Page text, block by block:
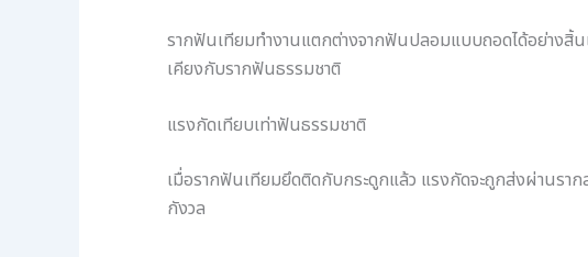
รากฟันเทียมทำงานแตกต่างจากฟันปลอมแบบถอดได้อย่างสิ้น
เคียงกับรากฟันธรรมชาติ
แรงกัดเทียบเท่าฟันธรรมชาติ
เมื่อรากฟันเทียมยึดติดกับกระดูกแล้ว แรงกัดจะถูกส่งผ่านรา
กังวล